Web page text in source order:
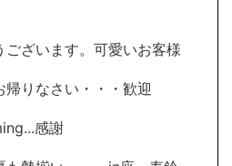
ざいます。可愛いお客様
帰りなさい・・・歓迎
感謝